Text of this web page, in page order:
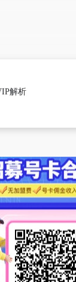
解析